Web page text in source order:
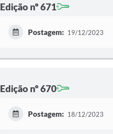
Edição nº 671
Postagem: 19/12/2023
Edição nº 670
Postagem: 18/12/2023